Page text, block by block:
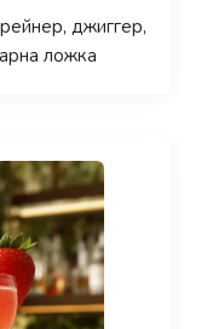
джиггер,
ложка